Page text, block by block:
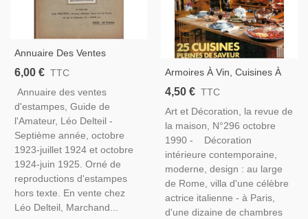
Annuaire Des Ventes
D'estampes, Guide De
Catalogue Art, Peintres,
Graveurs
6,00 € TTC
Annuaire des ventes
d'estampes, Guide de
l'Amateur, Léo Delteil -
Septième année, octobre
1923-juillet 1924 et octobre
1924-juin 1925. Orné de
reproductions d'estampes
hors texte. En vente chez
Léo Delteil, Marchand...
Armoires À Vin, Cuisines À
L'ancienne, Mobilier
D'enfants, Faïence De Creil -
Art Et Décoration N°296
1990
4,50 € TTC
Art et Décoration, la revue de
la maison, N°296 octobre
1990 - Décoration
intérieure contemporaine,
moderne, design : au large
de Rome, villa d'une célèbre
actrice italienne - à Paris,
d'une dizaine de chambres